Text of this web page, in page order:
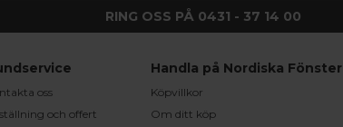
RING OSS PÅ 0431 - 37 14 00
oss
och offert
Handla på Nordiska Fönster
Köpvillkor
Om ditt köp